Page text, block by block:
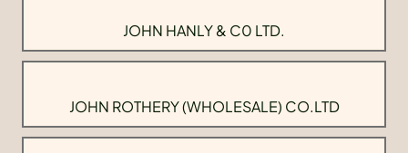
JOHN HANLY & C0 LTD.
JOHN ROTHERY (WHOLESALE) CO.LTD